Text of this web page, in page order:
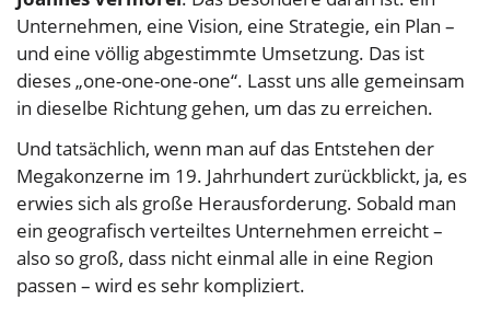
Unternehmen, eine Vision, eine Strategie, ein Plan –
und eine völlig abgestimmte Umsetzung. Das ist
dieses „one-one-one-one“. Lasst uns alle gemeinsam
in dieselbe Richtung gehen, um das zu erreichen.
Und tatsächlich, wenn man auf das Entstehen der
Megakonzerne im 19. Jahrhundert zurückblickt, ja, es
erwies sich als große Herausforderung. Sobald man
ein geografisch verteiltes Unternehmen erreicht –
also so groß, dass nicht einmal alle in eine Region
passen – wird es sehr kompliziert.